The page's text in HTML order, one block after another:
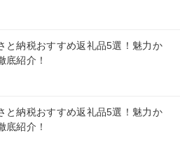
と納税おすすめ返礼品5選！魅力か
底紹介！
と納税おすすめ返礼品5選！魅力か
底紹介！